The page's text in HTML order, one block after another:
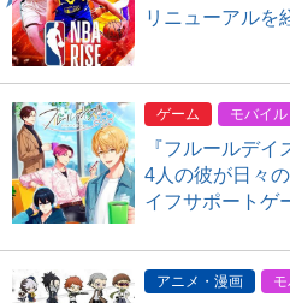
リニューアルを
ゲーム モバイル
『フルールデイ
4人の彼が日々
イフサポートゲ
アニメ・漫画